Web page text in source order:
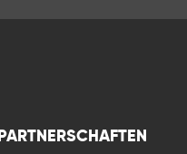
PARTNERSCHAFTEN